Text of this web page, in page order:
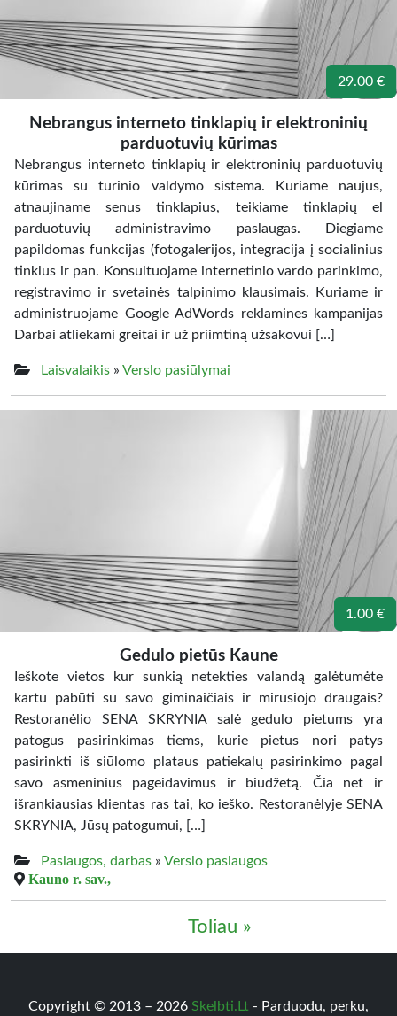
29.00 €
Nebrangus interneto tinklapių ir elektroninių
parduotuvių kūrimas
Nebrangus interneto tinklapių ir elektroninių parduotuvių
kūrimas su turinio valdymo sistema. Kuriame naujus,
atnaujiname senus tinklapius, teikiame tinklapių el
parduotuvių administravimo paslaugas. Diegiame
papildomas funkcijas (fotogalerijos, integracija į socialinius
tinklus ir pan. Konsultuojame internetinio vardo parinkimo,
registravimo ir svetainės talpinimo klausimais. Kuriame ir
administruojame Google AdWords reklamines kampanijas
Darbai atliekami greitai ir už priimtiną užsakovui […]
Laisvalaikis » Verslo pasiūlymai
1.00 €
Gedulo pietūs Kaune
Ieškote vietos kur sunkią netekties valandą galėtumėte
kartu pabūti su savo giminaičiais ir mirusiojo draugais?
Restoranėlio SENA SKRYNIA salė gedulo pietums yra
patogus pasirinkimas tiems, kurie pietus nori patys
pasirinkti iš siūlomo plataus patiekalų pasirinkimo pagal
savo asmeninius pageidavimus ir biudžetą. Čia net ir
išrankiausias klientas ras tai, ko ieško. Restoranėlyje SENA
SKRYNIA, Jūsų patogumui, […]
Paslaugos, darbas » Verslo paslaugos
Kauno r. sav.,
Toliau »
Copyright © 2013 – 2026 Skelbti.Lt - Parduodu, perku,